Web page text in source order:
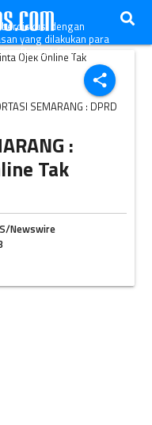
share
dengan
yang dilakukan para
Poncol, Semarang,
Imam Yuda Saputra)
SEMARANG : DPRD
:
Tak
Newswire